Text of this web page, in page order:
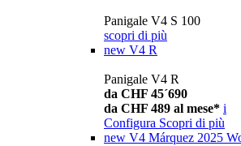
Panigale V4 S 100
scopri di più
new V4 R
Panigale V4 R
da CHF 45´690
da CHF 489 al mese* i
Configura Scopri di più
new V4 Márquez 2025